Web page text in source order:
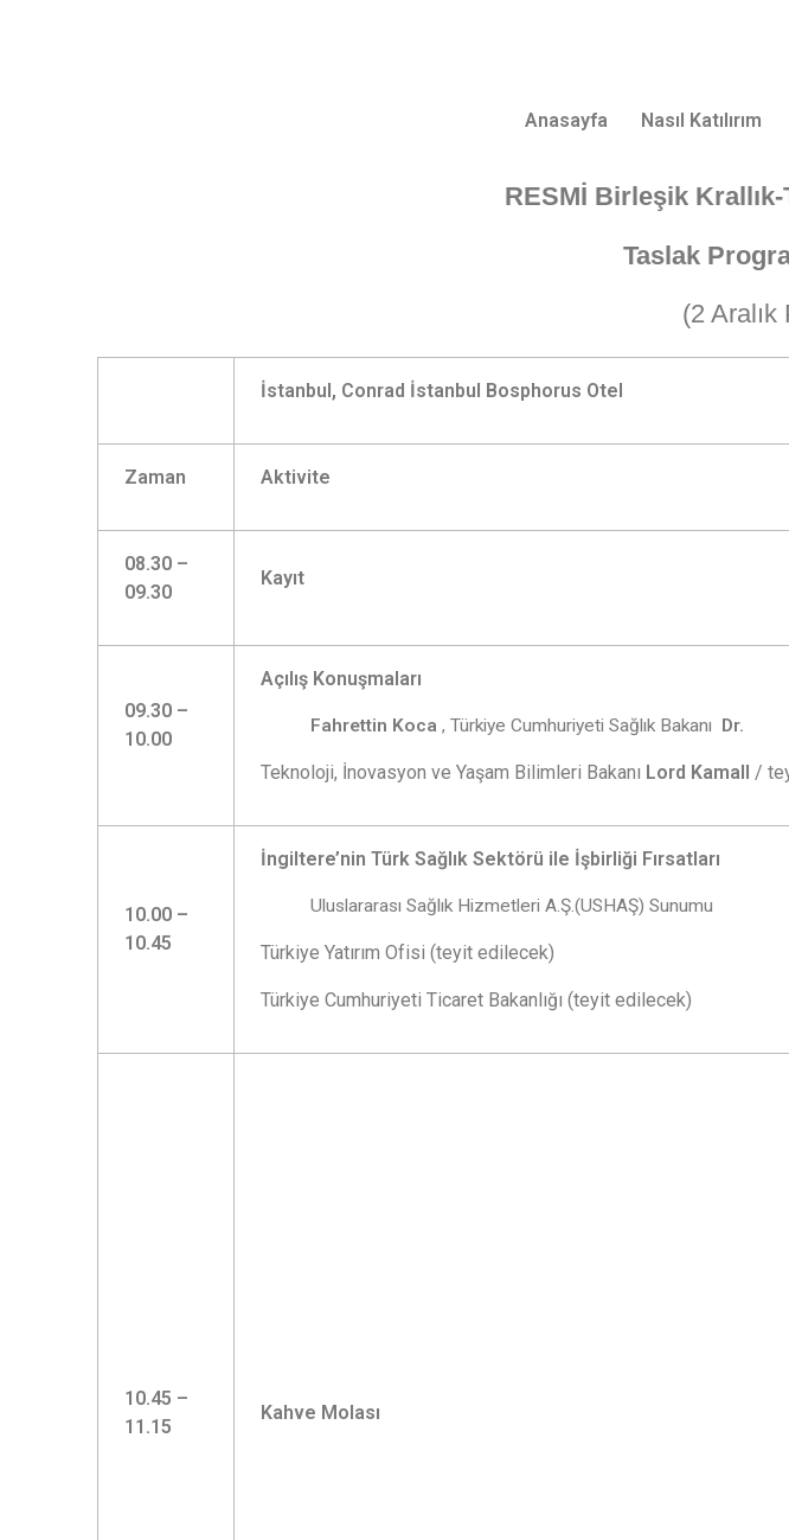
Anasayfa Nasıl Katılırım
RESMİ Birleşik
Taslak
(2 Aralık
İstanbul, Conrad İstanbul Bosphorus Otel
Zaman Aktivite
08.30 –
09.30
Kayıt
09.30 –
10.00
Açılış Konuşmaları
Fahrettin Koca, Türkiye Cumhuriyeti Sağlık Bakanı Dr.
Teknoloji, İnovasyon ve Yaşam Bilimleri Bakanı Lord Kamall/
10.00 –
10.45
İngiltere’nin Türk Sağlık Sektörü ile İşbirliği Fırsatları
Uluslararası Sağlık Hizmetleri A.Ş.(USHAŞ) Sunumu
Türkiye Yatırım Ofisi (teyit edilecek)
Türkiye Cumhuriyeti Ticaret Bakanlığı (teyit edilecek)
10.45 –
11.15
Kahve Molası